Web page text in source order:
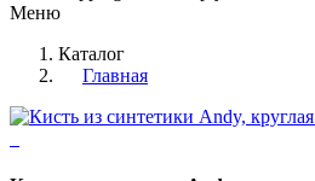
Меню
Каталог
Главная